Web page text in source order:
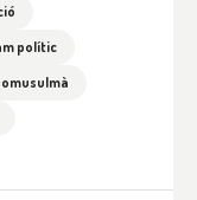
polític